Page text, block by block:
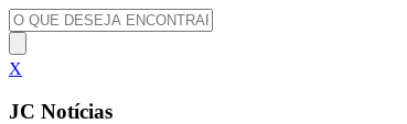
X
JC Notícias